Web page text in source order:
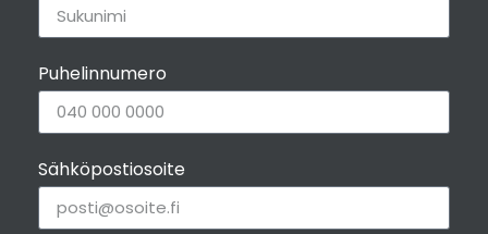
Puhelinnumero
Sähköpostiosoite